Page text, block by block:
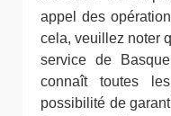
appel des
cela, veuillez noter
service de
connaît toutes
possibilité de